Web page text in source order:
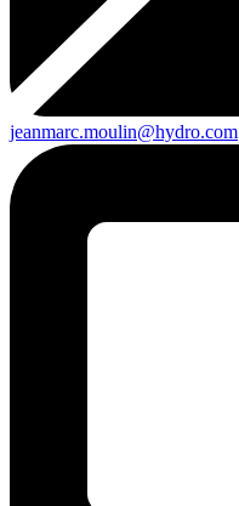
jeanmarc.moulin@hydro.com